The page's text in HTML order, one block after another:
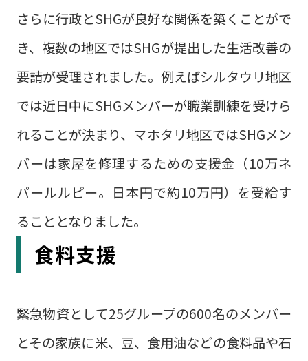
さらに行政とSHGが良好な関係を築くことがで
き、複数の地区ではSHGが提出した生活改善の
要請が受理されました。例えばシルタウリ地区
では近日中にSHGメンバーが職業訓練を受けら
れることが決まり、マホタリ地区ではSHGメン
バーは家屋を修理するための支援金（10万ネ
パールルピー。日本円で約10万円）を受給す
ることとなりました。
食料支援
緊急物資として25グループの600名のメンバー
とその家族に米、豆、食用油などの食料品や石